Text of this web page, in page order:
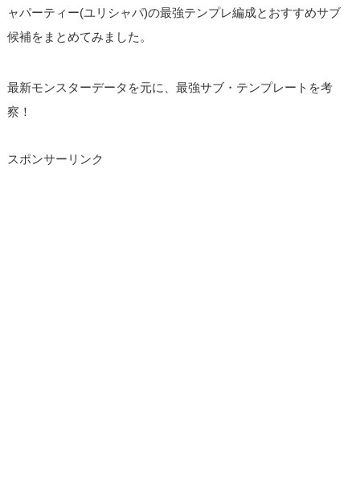
ャパーティー(ユリシャパ)の最強テンプレ編成とおすすめサブ
候補をまとめてみました。
最新モンスターデータを元に、最強サブ・テンプレートを考
察！
スポンサーリンク